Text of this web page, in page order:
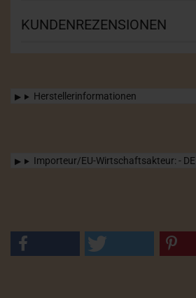
KUNDENREZENSIONEN
Herstellerinformationen
Importeur/EU-Wirtschaftsakteur: - DE